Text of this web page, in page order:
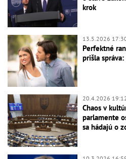
krok
13.5.2026
Perfektné
prišla
20.4.2026
Chaos v
parlamente
sa hádajú o